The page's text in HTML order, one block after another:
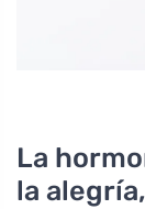
La
la